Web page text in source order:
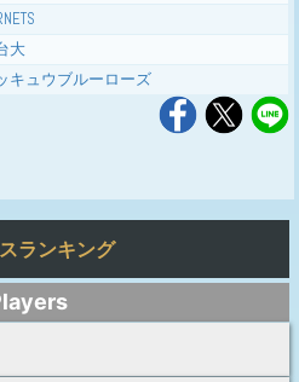
大
キュウブルーローズ
ランキング